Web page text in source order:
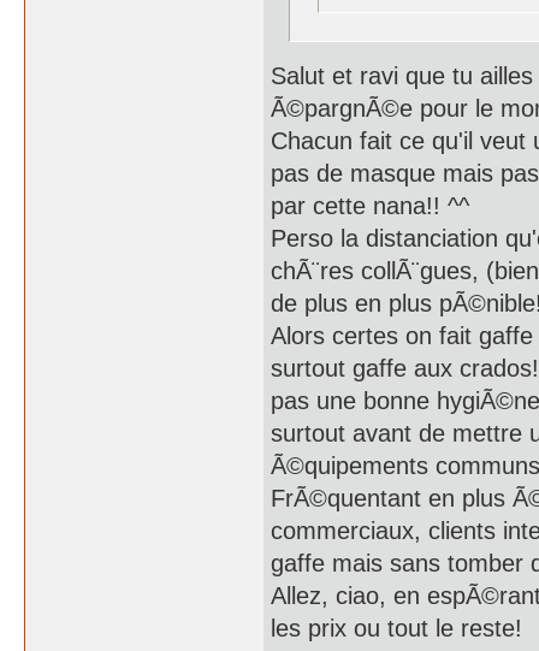
Salut et ravi que tu
Ã©pargnÃ©e pour le
Chacun fait ce qu'il veut
pas de masque mais
par cette nana!! ^^
Perso la distanciation
chÃ¨res collÃ¨gues,
de plus en plus
Alors certes on fait
surtout gaffe aux
pas une bonne
surtout avant de mettre
Ã©quipements
FrÃ©quentant en plus
commerciaux, clients
gaffe mais sans tomber
Allez, ciao, en
les prix ou tout le reste!